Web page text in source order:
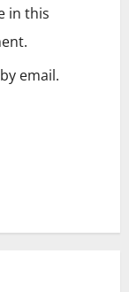
in this
email.